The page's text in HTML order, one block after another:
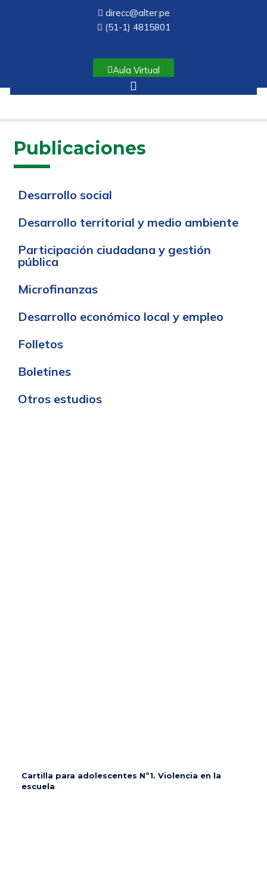
direcc@alter.pe
(51-1) 4815801
Aula Virtual
Publicaciones
Desarrollo social
Desarrollo territorial y medio ambiente
Participación ciudadana y gestión
pública
Microfinanzas
Desarrollo económico local y empleo
Folletos
Boletines
Otros estudios
Cartilla para adolescentes Nº1. Violencia en la
escuela